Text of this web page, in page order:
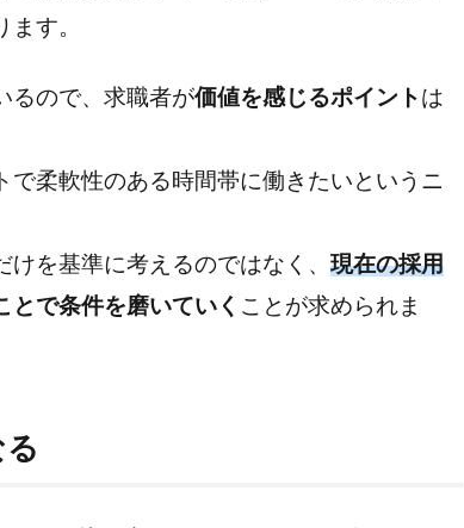
す。
るので、求職者が価値を感じるポイントは
柔軟性のある時間帯に働きたいというニ
を基準に考えるのではなく、 現在の採用
で条件を磨いていく ことが求められま